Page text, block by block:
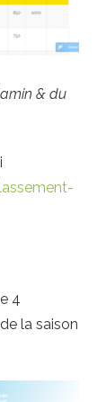
& du
4
la saison